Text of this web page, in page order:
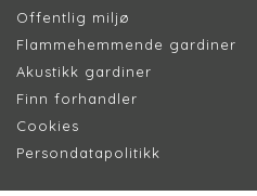
Offentlig miljø
Flammehemmende gardiner
Akustikk gardiner
Finn forhandler
Cookies
Persondatapolitikk